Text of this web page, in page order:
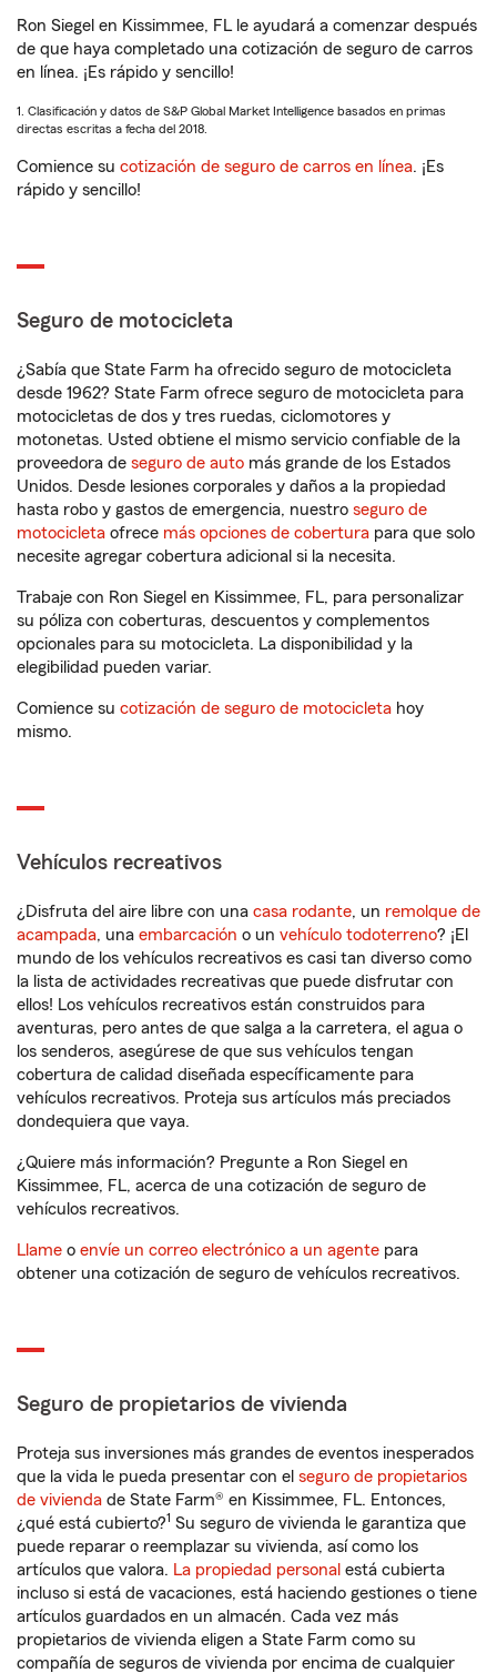
Ron Siegel en Kissimmee, FL le ayudará a comenzar después
de que haya completado una cotización de seguro de carros
en línea. ¡Es rápido y sencillo!
1. Clasificación y datos de S&P Global Market Intelligence basados en primas
directas escritas a fecha del 2018.
Comience su cotización de seguro de carros en línea. ¡Es
rápido y sencillo!
Seguro de motocicleta
¿Sabía que State Farm ha ofrecido seguro de motocicleta
desde 1962? State Farm ofrece seguro de motocicleta para
motocicletas de dos y tres ruedas, ciclomotores y
motonetas. Usted obtiene el mismo servicio confiable de la
proveedora de seguro de auto más grande de los Estados
Unidos. Desde lesiones corporales y daños a la propiedad
hasta robo y gastos de emergencia, nuestro seguro de
motocicleta ofrece más opciones de cobertura para que solo
necesite agregar cobertura adicional si la necesita.
Trabaje con Ron Siegel en Kissimmee, FL, para personalizar
su póliza con coberturas, descuentos y complementos
opcionales para su motocicleta. La disponibilidad y la
elegibilidad pueden variar.
Comience su cotización de seguro de motocicleta hoy
mismo.
Vehículos recreativos
¿Disfruta del aire libre con una casa rodante, un remolque de
acampada, una embarcación o un vehículo todoterreno? ¡El
mundo de los vehículos recreativos es casi tan diverso como
la lista de actividades recreativas que puede disfrutar con
ellos! Los vehículos recreativos están construidos para
aventuras, pero antes de que salga a la carretera, el agua o
los senderos, asegúrese de que sus vehículos tengan
cobertura de calidad diseñada específicamente para
vehículos recreativos. Proteja sus artículos más preciados
dondequiera que vaya.
¿Quiere más información? Pregunte a Ron Siegel en
Kissimmee, FL, acerca de una cotización de seguro de
vehículos recreativos.
Llame o envíe un correo electrónico a un agente para
obtener una cotización de seguro de vehículos recreativos.
Seguro de propietarios de vivienda
Proteja sus inversiones más grandes de eventos inesperados
que la vida le pueda presentar con el seguro de propietarios
de vivienda de State Farm® en Kissimmee, FL. Entonces,
¿qué está cubierto?1 Su seguro de vivienda le garantiza que
puede reparar o reemplazar su vivienda, así como los
artículos que valora. La propiedad personal está cubierta
incluso si está de vacaciones, está haciendo gestiones o tiene
artículos guardados en un almacén. Cada vez más
propietarios de vivienda eligen a State Farm como su
compañía de seguros de vivienda por encima de cualquier